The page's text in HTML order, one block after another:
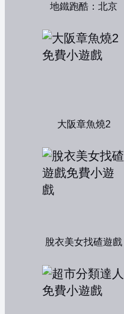
地鐵跑酷：北京
大阪章魚燒2
脫衣美女找碴遊戲